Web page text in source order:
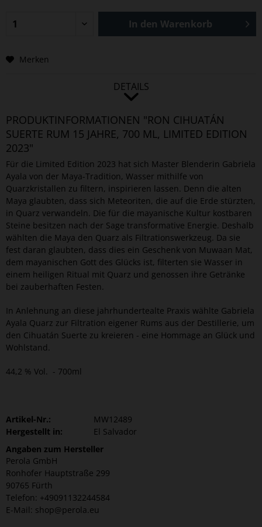
In den Warenkorb
Merken
DETAILS
PRODUKTINFORMATIONEN "RON CIHUATÁN
SUERTE RUM 15 JAHRE, 700 ML, LIMITED EDITION
2023"
Für die Limited Edition 2023 hat sich Master Blenderin Gabriela
Ayala von der Maya-Tradition, Wasser mithilfe von
Quarzkristallen zu filtern, inspirieren lassen. Denn die alten
Maya glaubten, dass sich Meteoriten, die auf die Erde stürzten,
in Quarz verwandeln. Die für die mayanische Kultur kostbaren
Steine besitzen nach der Sage transformative Energie. Deshalb
wählten die Maya den Quarz als Filtrationswerkzeug. Da sie
fest daran glaubten, dass dies ein Geschenk von Muwaan Mat,
dem mayanischen Gott des Glücks ist, filterten sie Wasser in
einem heiligen Ritual mit Quarz und genossen ihre Getränke
bei zauberhaften Festen.
In Anlehnung an diese jahrhundertealte Praxis wählte Gabriela
Ayala Quarz zur Filtration eigener Rums aus der Destillerie, um
den Cihuatán Suerte zu kreieren - eine Hommage an Glück und
Wohlstand.
44,2 % Vol. - 700ml
Artikel-Nr.:
MW12489
Hergestellt in:
El Salvador
Angaben zum Hersteller
Perola GmbH
Ronhofer Hauptstraße 299
90765 Fürth
Telefon: +49091132244584
E-Mail: shop@perola.eu